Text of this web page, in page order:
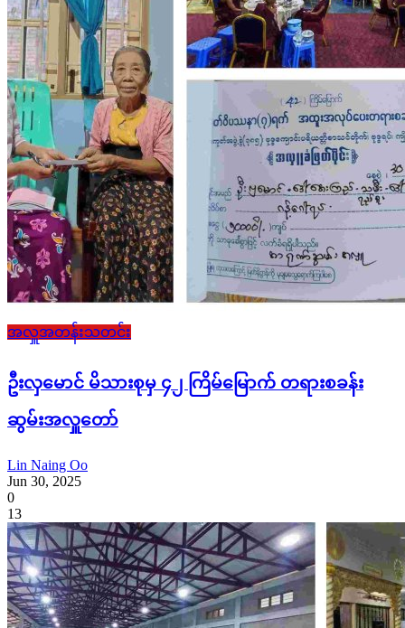
အလှူအတန်းသတင်း
ဦးလှမောင် မိသားစုမှ ၄၂ ကြိမ်မြောက် တရားစခန်း
ဆွမ်းအလှူတော်
Lin Naing Oo
Jun 30, 2025
0
13